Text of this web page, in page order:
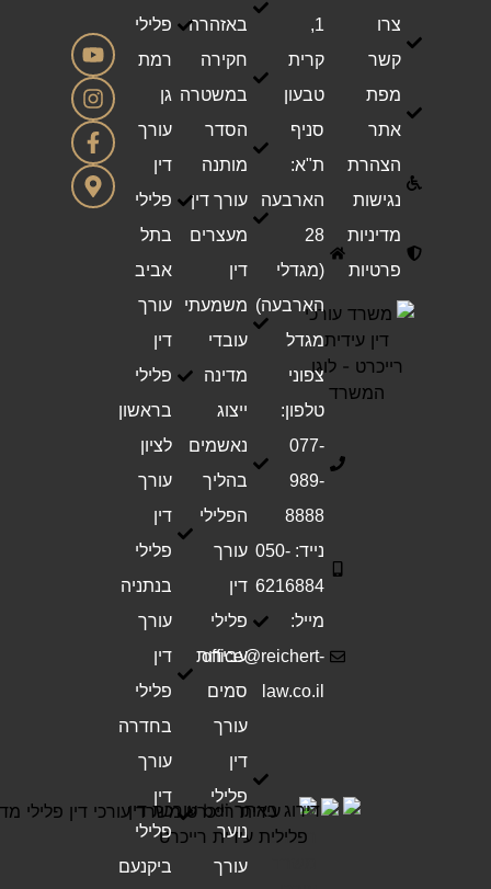
צרו
קשר
מפת
אתר
הצהרת
נגישות
מדיניות
פרטיות
1,
קרית
טבעון
סניף
ת"א:
הארבעה
28
(מגדלי
הארבעה)
מגדל
צפוני
טלפון:
077-
989-
8888
נייד: 050-
6216884
מייל:
office@reichert-
law.co.il
באזהרה
חקירה
במשטרה
הסדר
מותנה
עורך דין
מעצרים
דין
משמעתי
עובדי
מדינה
ייצוג
נאשמים
בהליך
הפלילי
עורך
דין
פלילי
עבירות
סמים
עורך
דין
פלילי
נוער
עורך
פלילי
רמת
גן
עורך
דין
פלילי
בתל
אביב
עורך
דין
פלילי
בראשון
לציון
עורך
דין
פלילי
בנתניה
עורך
דין
פלילי
בחדרה
עורך
דין
פלילי
ביקנעם